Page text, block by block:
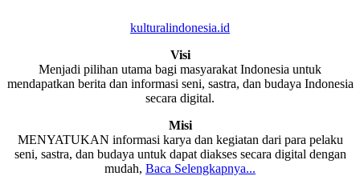
kulturalindonesia.id
Visi
Menjadi pilihan utama bagi masyarakat Indonesia untuk
mendapatkan berita dan informasi seni, sastra, dan budaya Indonesia
secara digital.
Misi
MENYATUKAN informasi karya dan kegiatan dari para pelaku
seni, sastra, dan budaya untuk dapat diakses secara digital dengan
mudah, Baca Selengkapnya...